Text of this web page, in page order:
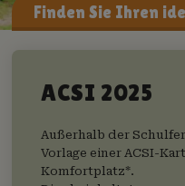
Finden Sie Ihren
An-und
ACSI 2025
Außerhalb der
Vorlage einer ACSI-
Komfortplatz*.